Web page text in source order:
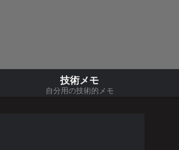
技術メモ
自分用の技術的メモ